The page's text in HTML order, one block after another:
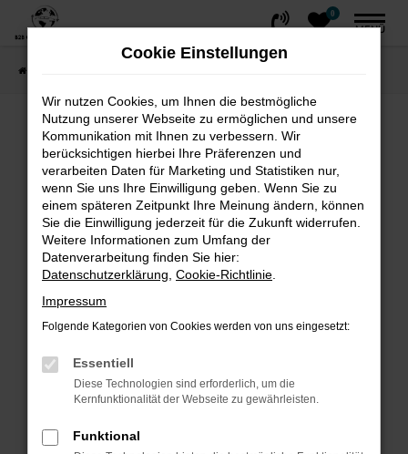
Zum
springen
0
MENÜ
Fehler: Network Error
Beim Laden ist ein Fehler aufgetreten.
Hier sind ein paar Tipps, die dir helfen können:
Überprüfe deine Firewall und deine
Internetverbindung.
Laden andere Webseiten, zum Beispiel
Prüfe deine Browsererweiterungen.
können das Laden bestimmter Seiten
verhindern. Funktioniert die Seite in einem
anderen Browser oder in einem privaten
Fenster?
Cookie Einstellungen
Wir nutzen Cookies, um Ihnen die bestmögliche
Nutzung unserer Webseite zu ermöglichen und unsere
Kommunikation mit Ihnen zu verbessern. Wir
berücksichtigen hierbei Ihre Präferenzen und
verarbeiten Daten für Marketing und Statistiken nur,
wenn Sie uns Ihre Einwilligung geben. Wenn Sie zu
einem späteren Zeitpunkt Ihre Meinung ändern, können
Sie die Einwilligung jederzeit für die Zukunft widerrufen.
Weitere Informationen zum Umfang der
Datenverarbeitung finden Sie hier:
Datenschutzerklärung Cookie-Richtlinie
Impressum
Folgende Kategorien von Cookies werden von uns eingesetzt:
Essentiell
Diese Technologien sind erforderlich, um die
Kernfunktionalität der Webseite zu gewährleisten.
Funktional